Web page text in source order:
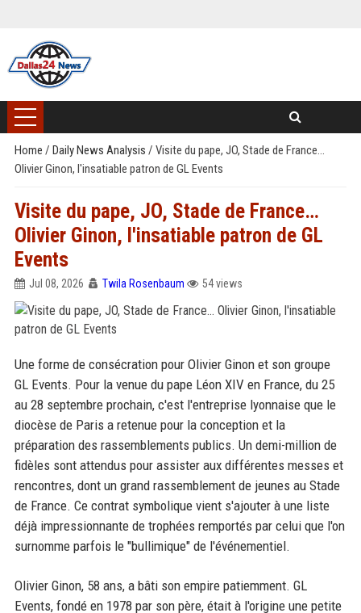
Home / Daily News Analysis / Visite du pape, JO, Stade de France…
Olivier Ginon, l'insatiable patron de GL Events
Visite du pape, JO, Stade de France…
Olivier Ginon, l'insatiable patron de GL
Events
Jul 08, 2026 Twila Rosenbaum 54 views
Une forme de consécration pour Olivier Ginon et son groupe
GL Events. Pour la venue du pape Léon XIV en France, du 25
au 28 septembre prochain, c'est l'entreprise lyonnaise que le
diocèse de Paris a retenue pour la conception et la
préparation des rassemblements publics. Un demi-million de
fidèles sont attendus pour assister aux différentes messes et
rencontres, dont un grand rassemblement de jeunes au Stade
de France. Ce contrat symbolique vient s'ajouter à une liste
déjà impressionnante de trophées remportés par celui que l'on
surnomme parfois le "bullimique" de l'événementiel.
Olivier Ginon, 58 ans, a bâti son empire patiemment. GL
Events, fondé en 1978 par son père, était à l'origine une petite